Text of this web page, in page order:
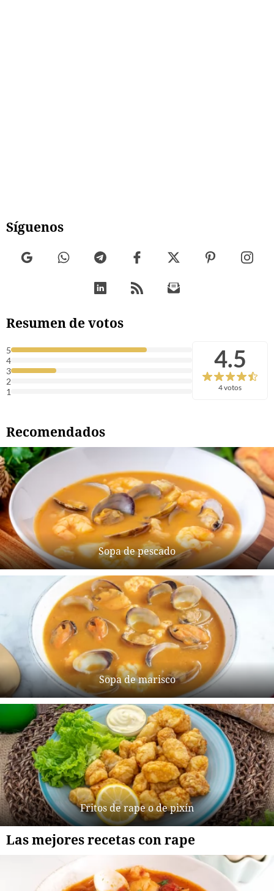
Síguenos
Resumen de votos
5
4
3
2
1
4.5
4 votos
Recomendados
Sopa de pescado
Sopa de marisco
Fritos de rape o de pixín
Las mejores recetas con rape